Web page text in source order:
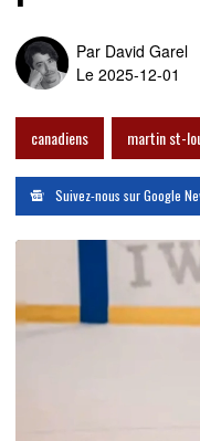
Par David Garel
Le 2025-12-01
canadiens martin st-
Suivez-nous sur Google